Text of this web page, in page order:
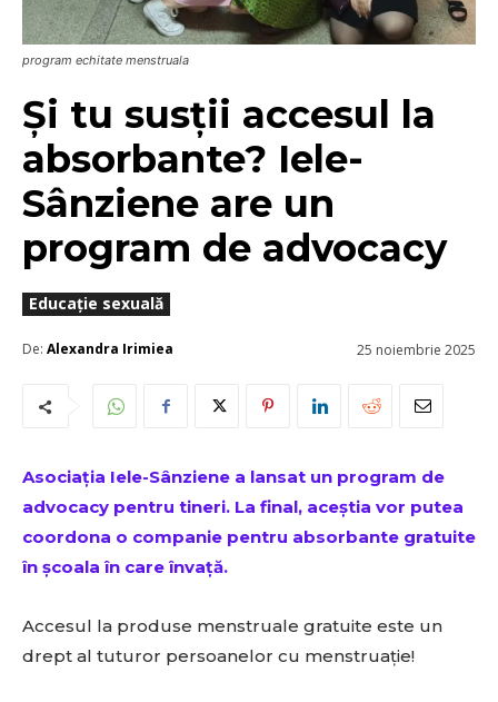
program echitate menstruala
Și tu susții accesul la
absorbante? Iele-
Sânziene are un
program de advocacy
Educație sexuală
De: Alexandra Irimiea 25 noiembrie 2025
Asociația Iele-Sânziene a lansat un program de
advocacy pentru tineri. La final, aceștia vor putea
coordona o companie pentru absorbante gratuite
în școala în care învață.
Accesul la produse menstruale gratuite este un
drept al tuturor persoanelor cu menstruație!